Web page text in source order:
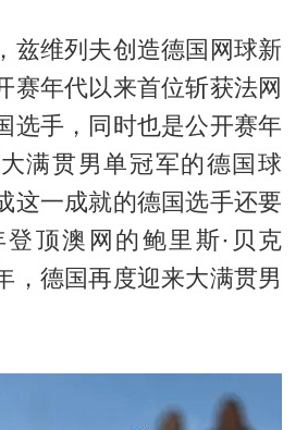
兹维列夫创造德国网球新
赛年代以来首位斩获法网
选手，同时也是公开赛年
满贯男单冠军的德国球
这一成就的德国选手还要
顶澳网的鲍里斯·贝克
，德国再度迎来大满贯男